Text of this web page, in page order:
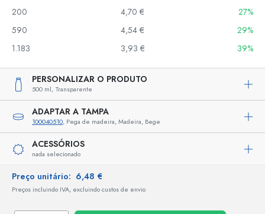
200
4,70 €
27%
590
4,54 €
29%
1.183
3,93 € 39%
PERSONALIZAR O PRODUTO
500 ml, Transparente
ADAPTAR A TAMPA
100040510, Pega de madeira, Madeira, Bege
ACESSÓRIOS
nada selecionado
Preço unitário: 6,48 €
Preços incluindo IVA, excluindo custos de envio